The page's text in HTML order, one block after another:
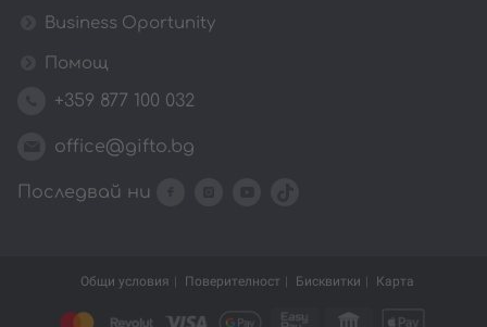
Business Oportunity
Помощ
+359 877 100 032
office@gifto.bg
Последвай ни
Общи условия Поверителност Бисквитки Карта